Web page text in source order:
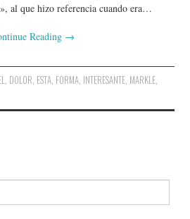
al que hizo referencia cuando era…
Reading →
, DOLOR, ESTA, FORMA, INTERESANTE, MARKLE,